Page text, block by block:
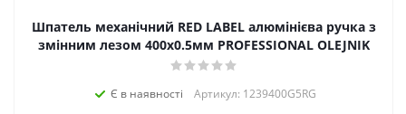
Шпатель механічний RED LABEL алюмінієва ручка з
змінним лезом 400х0.5мм PROFESSIONAL OLEJNIK
Є в наявності Артикул: 1239400G5RG